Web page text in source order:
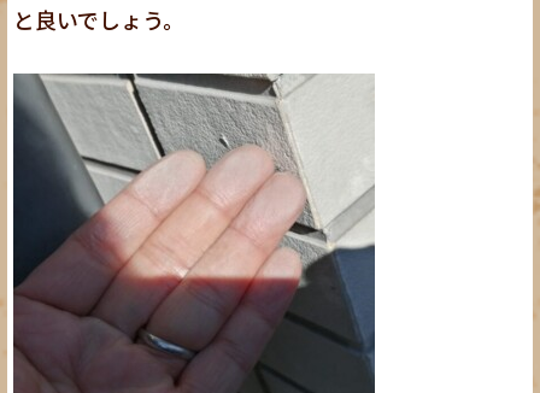
と良いでしょう。